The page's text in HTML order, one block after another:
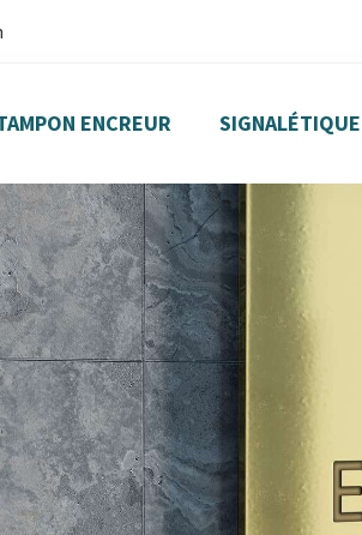
ENCREUR SIGNALÉTIQUE